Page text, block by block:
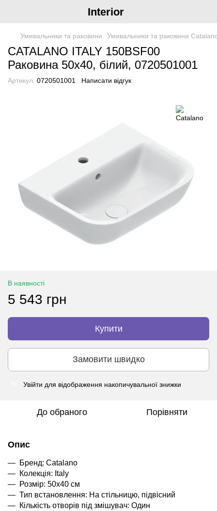
Interior
Умивальники та раковини Умивальники та раковини
CATALANO ITALY 150BSF00
Раковина 50x40, білий, 0720501001
Артикул: 0720501001 Написати відгук
В наявності
5 543 грн
Купити
Замовити швидко
Увійти для відображення накопичувальної знижки
До обраного Порівняти
Опис
Бренд: Catalano
Колекцiя: Italy
Розмiр: 50х40 см
Тип встановлення: На стільницю, підвісний
Кiлькicть отворiв пiд змiшувач: Один